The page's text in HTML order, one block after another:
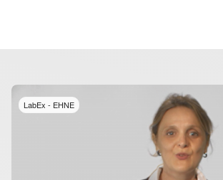
LabEx - EHNE